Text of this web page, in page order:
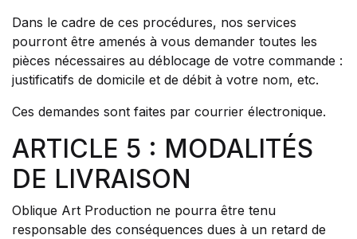
Dans le cadre de ces procédures, nos services
pourront être amenés à vous demander toutes les
pièces nécessaires au déblocage de votre commande :
justificatifs de domicile et de débit à votre nom, etc.
Ces demandes sont faites par courrier électronique.
ARTICLE 5 : MODALITÉS
DE LIVRAISON
Oblique Art Production ne pourra être tenu
responsable des conséquences dues à un retard de